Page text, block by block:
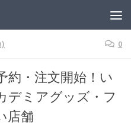
0
約・注文開始！い
デミアグッズ・フ
店舗